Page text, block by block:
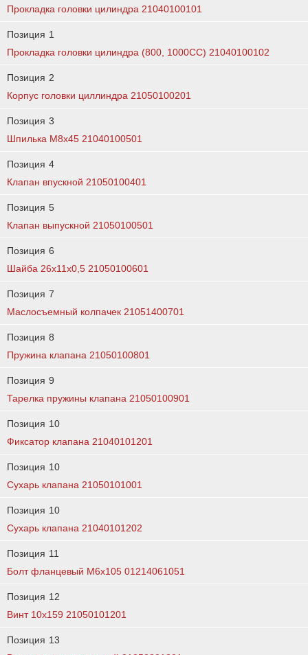
Прокладка головки цилиндра 21040100101
Позиция 1
Прокладка головки цилиндра (800, 1000CC) 21040100102
Позиция 2
Корпус головки циллиндра 21050100201
Позиция 3
Шпилька М8х45 21040100501
Позиция 4
Клапан впускной 21050100401
Позиция 5
Клапан выпускной 21050100501
Позиция 6
Шайба 26х11х0,5 21050100601
Позиция 7
Маслосъемный колпачек 21051400701
Позиция 8
Пружина клапана 21050100801
Позиция 9
Тарелка пружины клапана 21050100901
Позиция 10
Фиксатор клапана 21040101201
Позиция 10
Сухарь клапана 21050101001
Позиция 10
Сухарь клапана 21040101202
Позиция 11
Болт фланцевый М6х105 01214061051
Позиция 12
Винт 10х159 21050101201
Позиция 13